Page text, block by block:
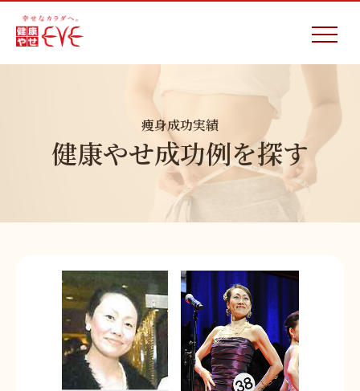
痩身成功実績
健康やせ成功例を探す